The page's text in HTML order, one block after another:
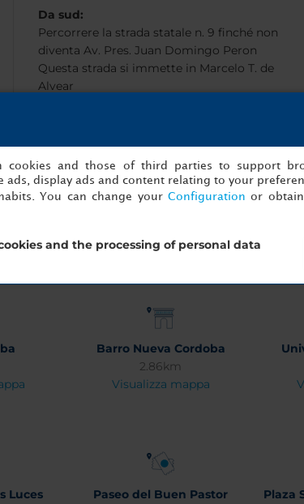
Da sud:
Percorrere la strada statale n. 9 finché non
diventa Av. Pres. Juan Domingo Peron
Questa strada si immette in Marcelo T. de
Alvear
Barro Nueva Cordoba
2.86km
Visualizza mappa
Luces
Paseo del Buen Pastor
Plaza
cookies and those of third parties to support
ads, display ads and content relating to your
You can change your Configuration or
and the processing of personal data